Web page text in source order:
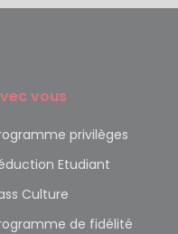
vous
privilèges
Etudiant
Culture
de fidélité